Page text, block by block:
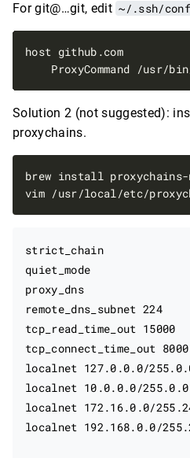
For git@…git, edit ~/.ssh/
host github.com
Solution 2 (not suggested):
proxychains.
strict_chain
quiet_mode
proxy_dns
remote_dns_subnet 224
tcp_read_time_out 15000
tcp_connect_time_out 8000
localnet 127.0.0.0/
localnet 10.0.0.0/
localnet 172.16.0.0/
localnet 192.168.0.0/